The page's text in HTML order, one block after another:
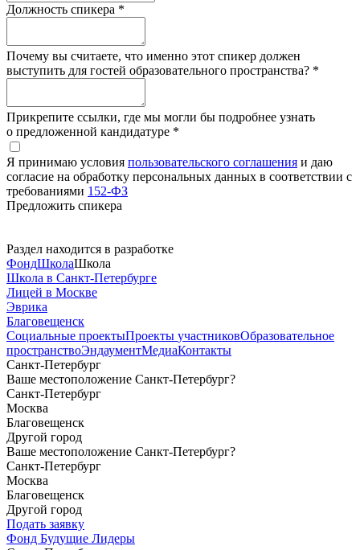
Должность спикера *
Почему вы считаете, что именно этот спикер должен
выступить для гостей образовательного пространства? *
Прикрепите ссылки, где мы могли бы подробнее узнать
о предложенной кандидатуре *
Я принимаю условия пользовательского соглашения и даю
согласие на обработку персональных данных в соответствии с
требованиями 152-ФЗ
Предложить спикера
Раздел находится в разработке
ФондШколаШкола
Школа в Санкт-Петербурге
Лицей в Москве
Эврика
Благовещенск
Социальные проектыПроекты участниковОбразовательное
пространствоЭндаументМедиаКонтакты
Санкт-Петербург
Ваше местоположение Санкт-Петербург?
Санкт-Петербург
Москва
Благовещенск
Другой город
Ваше местоположение Санкт-Петербург?
Санкт-Петербург
Москва
Благовещенск
Другой город
Подать заявку
Фонд Будущие Лидеры